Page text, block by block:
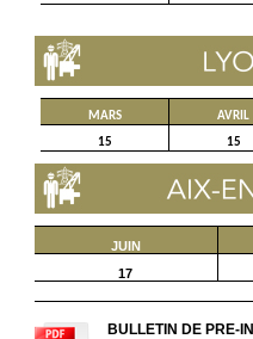
MARS
AVRIL
15
15
JUIN
17
BULLETIN DE PRE-